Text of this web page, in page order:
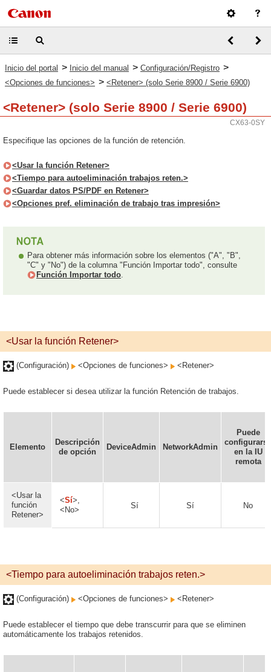
Inicio del portal > Inicio del manual > Configuración/Registro >
<Opciones de funciones> > <Retener> (solo Serie 8900 / Serie 6900)
<Retener> (solo Serie 8900 / Serie 6900)
CX63-0SY
Especifique las opciones de la función de retención.
<Usar la función Retener>
<Tiempo para autoeliminación trabajos reten.>
<Guardar datos PS/PDF en Retener>
<Opciones pref. eliminación de trabajo tras impresión>
Para obtener más información sobre los elementos ("A", "B",
"C" y "No") de la columna "Función Importar todo", consulte
Función Importar todo.
<Usar la función Retener>
(Configuración) <Opciones de funciones> <Retener>
Puede establecer si desea utilizar la función Retención de trabajos.
Elemento
Descripción
de opción
DeviceAdmin NetworkAdmin
Puede
configurarse
en la IU
remota
<Usar la
función
Retener>
<Sí>,
<No>
Sí Sí No
<Tiempo para autoeliminación trabajos reten.>
(Configuración) <Opciones de funciones> <Retener>
Puede establecer el tiempo que debe transcurrir para que se eliminen
automáticamente los trabajos retenidos.